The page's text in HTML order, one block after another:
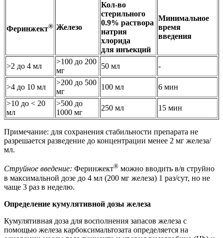
Феринжект® Железо
Кол-во
стерильного
0.9% раствора
натрия
хлорида
для инъекций
Минимальное
время
введения
>2 до 4 мл
>100 до 200
мг
50 мл -
>4 до 10 мл
>200 до 500
мг
100 мл
6 мин
>10 до < 20
мл
>500 до
1000 мг
250 мл 15 мин
Примечание: для сохранения стабильности препарата не
разрешается разведение до концентрации менее 2 мг железа/
мл.
Струйное введение: Феринжект® можно вводить в/в струйно
в максимальной дозе до 4 мл (200 мг железа) 1 раз/сут, но не
чаще 3 раз в неделю.
Определение кумулятивной дозы железа
Кумулятивная доза для восполнения запасов железа с
помощью железа карбоксимальтозата определяется на